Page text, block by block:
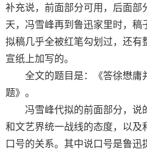
补充说，前面部分可用，后面部
天，冯雪峰再到鲁迅家里时，稿
拟稿几乎全被红笔勾划过，还有
宣纸上加写的。
全文的题目是：《答徐懋庸
题》。
冯雪峰代拟的前面部分，说
和文艺界统一战线的态度，以及
口号的关系。其中说口号是鲁